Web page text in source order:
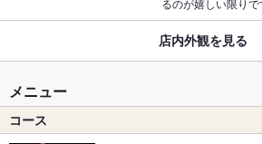
店内外観を見る
メニュー
コース